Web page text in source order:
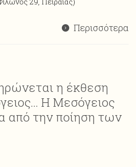
Περισσότερα
η έκθεση
Η Μεσόγειος
από την ποίηση των